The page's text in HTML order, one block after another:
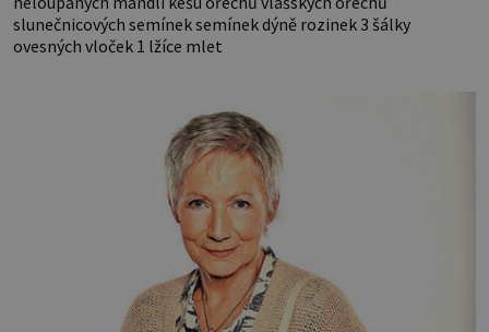
slunečnicových semínek semínek dýně rozinek 3 šálky
ovesných vloček 1 lžíce mlet